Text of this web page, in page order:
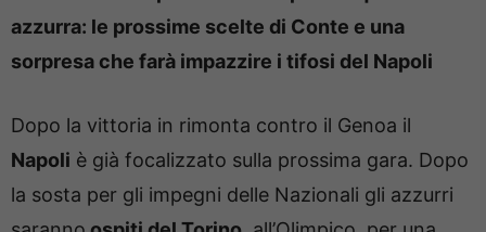
azzurra: le prossime scelte di Conte e una
sorpresa che farà impazzire i tifosi del Napoli
Dopo la vittoria in rimonta contro il Genoa il
Napoli è già focalizzato sulla prossima gara. Dopo
la sosta per gli impegni delle Nazionali gli azzurri